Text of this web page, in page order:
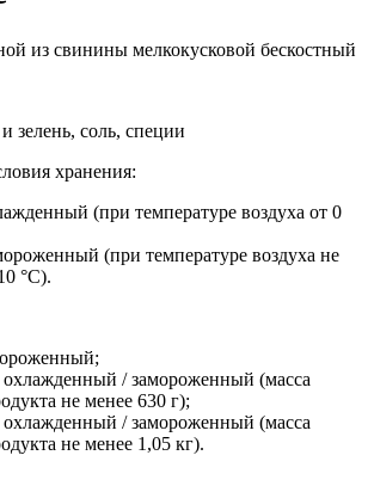
из свинины мелкокусковой бескостный
зелень, соль, специи
хранения:
(при температуре воздуха от 0
(при температуре воздуха не
°С).
охлажденный / замороженный (масса
не менее 630 г);
охлажденный / замороженный (масса
не менее 1,05 кг).